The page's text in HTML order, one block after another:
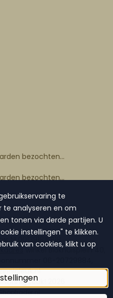
bezochten...
bezochten...
NL001391816B18
winkel Blokhuisplein 40,
06-20729884,
Leuk!
te
te analyseren en om
tonen via derde partijen. U
instellingen" te klikken.
van cookies, klikt u op